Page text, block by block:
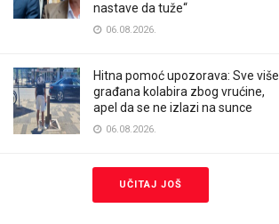
nastave da tuže“
06.08.2026.
Hitna pomoć upozorava: Sve više
građana kolabira zbog vrućine,
apel da se ne izlazi na sunce
06.08.2026.
UČITAJ JOŠ